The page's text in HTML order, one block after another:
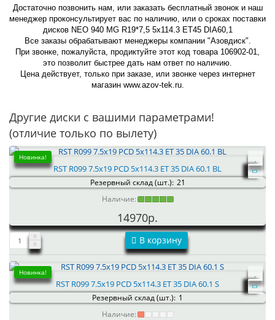
Достаточно позвонить нам, или заказать бесплатный звонок и наш
менеджер проконсультирует вас по наличию, или о сроках поставки
дисков NEO 940 MG R19*7,5 5x114.3 ET45 DIA60,1
Все заказы обрабатывают менеджеры компании "Азовдиск".
При звонке, пожалуйста, продиктуйте этот код товара 106902-01,
это позволит быстрее дать нам ответ по наличию.
Цена действует, только при заказе, или звонке через интернет
магазин www.azov-tek.ru.
Другие диски с вашими параметрами!
(отличие только по вылету)
Новинка!
RST R099 7.5x19 PCD 5x114.3 ET 35 DIA 60.1 BL
Резервный склад (шт.): 21
Наличие:
14970р.
В корзину
Новинка!
RST R099 7.5x19 PCD 5x114.3 ET 35 DIA 60.1 S
Резервный склад (шт.): 1
Наличие: